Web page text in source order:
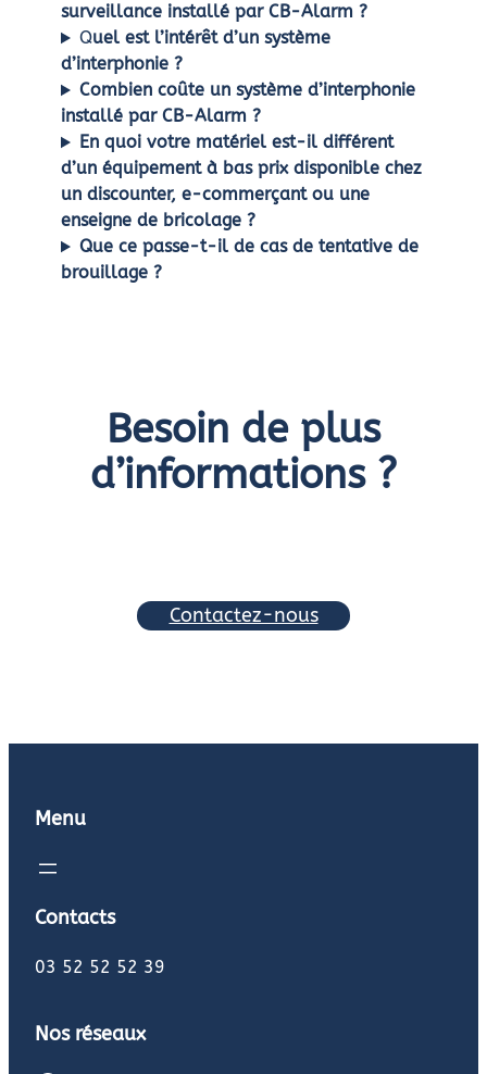
surveillance installé par CB-Alarm ?
Quel est l’intérêt d’un système
d’interphonie ?
Combien coûte un système d’interphonie
installé par CB-Alarm ?
En quoi votre matériel est-il différent
d’un équipement à bas prix disponible chez
un discounter, e-commerçant ou une
enseigne de bricolage ?
Que ce passe-t-il de cas de tentative de
brouillage ?
Besoin de plus
d’informations ?
Contactez-nous
Menu
Contacts
03 52 52 52 39
Nos réseaux